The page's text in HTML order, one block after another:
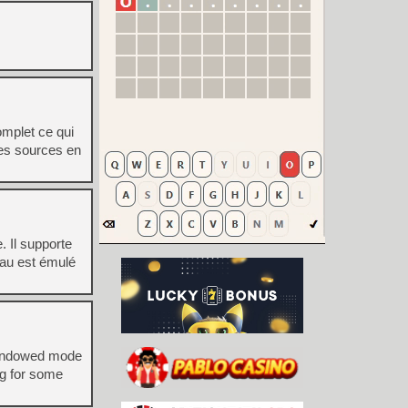
ce qui
sources en
Il supporte
est émulé
mode
for some